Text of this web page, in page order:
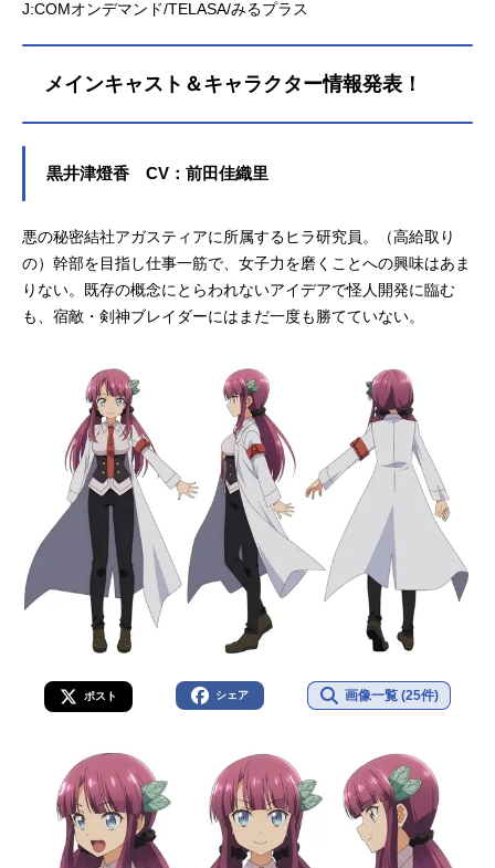
J:COMオンデマンド/TELASA/みるプラス
メインキャスト＆キャラクター情報発表！
黒井津燈香 CV：前田佳織里
悪の秘密結社アガスティアに所属するヒラ研究員。（高給取り
の）幹部を目指し仕事一筋で、女子力を磨くことへの興味はあま
りない。既存の概念にとらわれないアイデアで怪人開発に臨む
も、宿敵・剣神ブレイダーにはまだ一度も勝てていない。
ポスト シェア 画像一覧 (25件)